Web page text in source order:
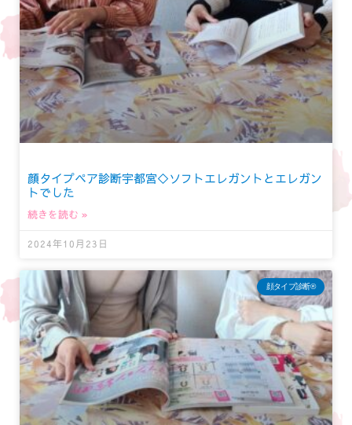
顔タイプペア診断宇都宮◇ソフトエレガントとエレガン
トでした
続きを読む »
2024年10月23日
顔タイプ診断®︎